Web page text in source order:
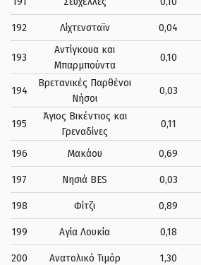
192 Λίχτενσταϊν 0,04
193
Αντίγκουα και
Μπαρμπούντα
0,10
194
Βρετανικές Παρθένοι
Νήσοι
0,03
195
Άγιος Βικέντιος και
Γρεναδίνες
0,11
196 Μακάου 0,69
197 Νησιά BES 0,03
198 Φίτζι 0,89
199 Αγία Λουκία 0,18
200 Ανατολικό Τιμόρ 1,30